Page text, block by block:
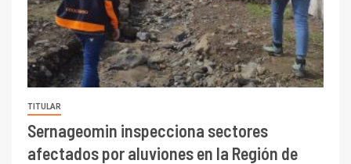
TITULAR
Sernageomin inspecciona sectores
afectados por aluviones en la Región de